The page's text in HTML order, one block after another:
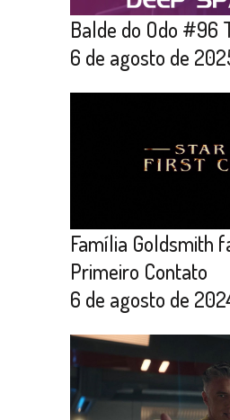
Balde do Odo #96
6 de agosto de
Família Goldsmith
Primeiro Contato
6 de agosto de